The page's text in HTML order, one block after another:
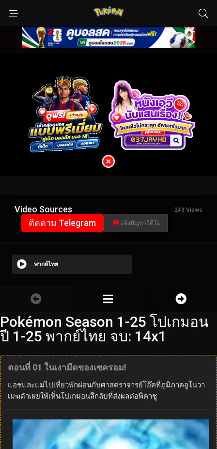
Video Sources 249 Views
ติดตาม Telegram แจ้งปัญหาวีดีโอ
พากย์ไทย
Pokémon Season 1-25 โปเกมอน
ปี 1-25 พากย์ไทย จบ: 14x1
ตอนที่ 01 ในเงามืดของเซครอม!
แอชและแม่ไปเที่ยวพักผ่อนกับศาสตราจารย์โอ๊คที่ภูมิภาคอูโนวา
เมฆดำเผยให้เห็นโปเกมอนลึกลับที่ส่งผลต่อพิคาชู